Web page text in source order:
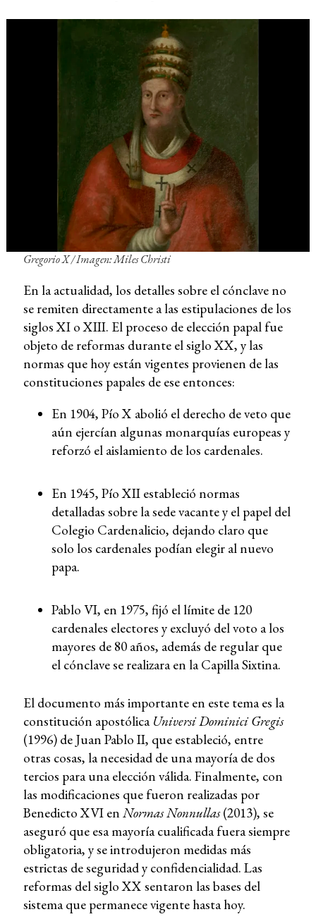
Gregorio X / Imagen: Miles Christi
En la actualidad, los detalles sobre el cónclave no
se remiten directamente a las estipulaciones de los
siglos XI o XIII. El proceso de elección papal fue
objeto de reformas durante el siglo XX, y las
normas que hoy están vigentes provienen de las
constituciones papales de ese entonces:
En 1904, Pío X abolió el derecho de veto que
aún ejercían algunas monarquías europeas y
reforzó el aislamiento de los cardenales.
En 1945, Pío XII estableció normas
detalladas sobre la sede vacante y el papel del
Colegio Cardenalicio, dejando claro que
solo los cardenales podían elegir al nuevo
papa.
Pablo VI, en 1975, fijó el límite de 120
cardenales electores y excluyó del voto a los
mayores de 80 años, además de regular que
el cónclave se realizara en la Capilla Sixtina.
El documento más importante en este tema es la
constitución apostólica Universi Dominici Gregis
(1996) de Juan Pablo II, que estableció, entre
otras cosas, la necesidad de una mayoría de dos
tercios para una elección válida. Finalmente, con
las modificaciones que fueron realizadas por
Benedicto XVI en Normas Nonnullas(2013), se
aseguró que esa mayoría cualificada fuera siempre
obligatoria, y se introdujeron medidas más
estrictas de seguridad y confidencialidad. Las
reformas del siglo XX sentaron las bases del
sistema que permanece vigente hasta hoy.